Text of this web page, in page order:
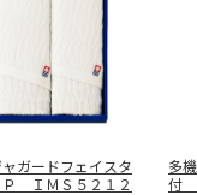
ガードフェイスタ
Ｐ ＩＭＳ５２１２
多
付